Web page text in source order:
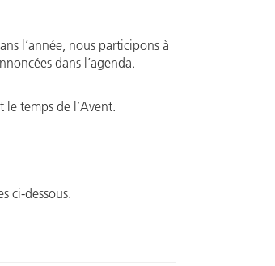
l’année, nous participons à
dans l’agenda.
temps de l’Avent.
ci-dessous.